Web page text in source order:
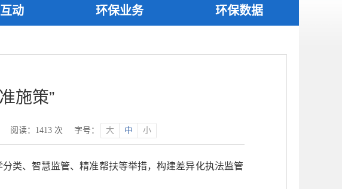
动 环保业务 环保数据
施策”
阅读： 1413次 字号： 大 中 小
类、智慧监管、精准帮扶等举措，构建差异化执法监管